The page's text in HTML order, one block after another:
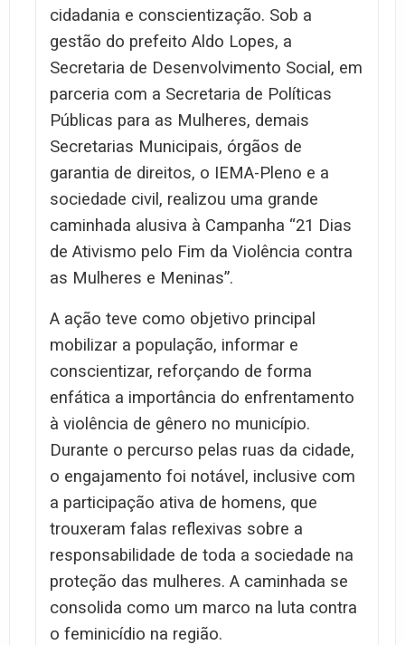
cidadania e conscientização. Sob a
gestão do prefeito Aldo Lopes, a
Secretaria de Desenvolvimento Social, em
parceria com a Secretaria de Políticas
Públicas para as Mulheres, demais
Secretarias Municipais, órgãos de
garantia de direitos, o IEMA-Pleno e a
sociedade civil, realizou uma grande
caminhada alusiva à Campanha “21 Dias
de Ativismo pelo Fim da Violência contra
as Mulheres e Meninas”.
A ação teve como objetivo principal
mobilizar a população, informar e
conscientizar, reforçando de forma
enfática a importância do enfrentamento
à violência de gênero no município.
Durante o percurso pelas ruas da cidade,
o engajamento foi notável, inclusive com
a participação ativa de homens, que
trouxeram falas reflexivas sobre a
responsabilidade de toda a sociedade na
proteção das mulheres. A caminhada se
consolida como um marco na luta contra
o feminicídio na região.